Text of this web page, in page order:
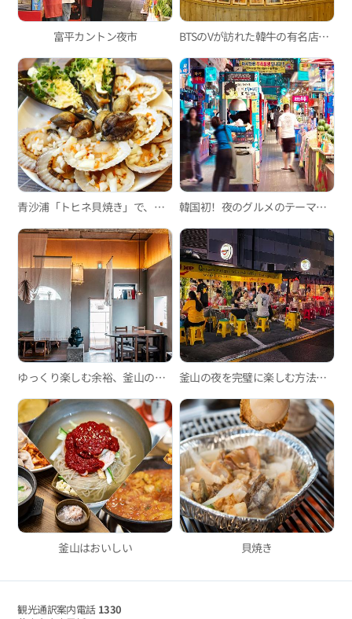
富平カントン夜市 BTSのVが訪れた韓牛の有名店、「海雲台イルプム韓牛」
青沙浦「トヒネ貝焼き」で、口の中に広がる新鮮な海の香りを満喫 韓国初！夜のグルメのテーマパーク、富平カントン夜市
ゆっくり楽しむ余裕、釜山の韓屋カフェ3選 釜山の夜を完璧に楽しむ方法！凡一洞屋台通りグルメツアー
釜山はおいしい 貝焼き
観光通訳案内電話 1330